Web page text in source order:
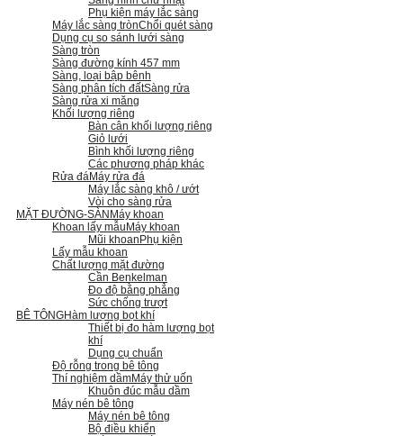
Phụ kiện máy lắc sàng
Máy lắc sàng trònChổi quét sàng
Dụng cụ so sánh lưới sàng
Sàng tròn
Sàng đường kính 457 mm
Sàng, loại bập bênh
Sàng phân tích đấtSàng rửa
Sàng rửa xi măng
Khối lượng riêng
Bàn cân khối lượng riêng
Giỏ lưới
Bình khối lượng riêng
Các phương pháp khác
Rửa đáMáy rửa đá
Máy lắc sàng khô / ướt
Vòi cho sàng rửa
MẶT ĐƯỜNG-SÀN Máy khoan
Khoan lấy mẫu Máy khoan
Mũi khoan Phụ kiện
Lấy mẫu khoan
Chất lượng mặt đường
Cần Benkelman
Đo độ bằng phẳng
Sức chống trượt
BÊ TÔNGHàm lượng bọt khí
Thiết bị đo hàm lượng bọt
khí
Dụng cụ chuẩn
Độ rỗng trong bê tông
Thí nghiệm dầmMáy thử uốn
Khuôn đúc mẫu dầm
Máy nén bê tông
Máy nén bê tông
Bộ điều khiển